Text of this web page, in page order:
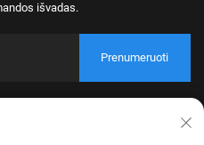
išvadas.
Prenumeruoti